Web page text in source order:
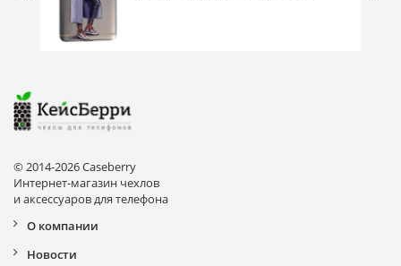
© 2014-2026 Caseberry
Интернет-магазин чехлов
и аксессуаров для телефона
О компании
Новости